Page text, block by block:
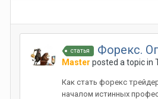
статья Форекс.
Master posted a topic in
Как стать форекс
началом истинных